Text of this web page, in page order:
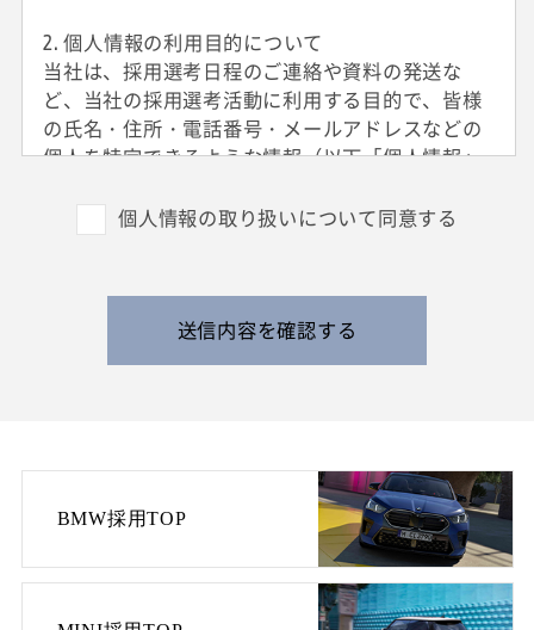
2. 個人情報の利用目的について
当社は、採用選考日程のご連絡や資料の発送な
ど、当社の採用選考活動に利用する目的で、皆様
の氏名・住所・電話番号・メールアドレスなどの
個人を特定できるような情報（以下「個人情報」
外国籍の方からは、日本国での就労可否の確認に
利用する目的で、日本国の在留および就労資格を
また、特定の業務に従事することが可能であるか
を判断する目的で、健康診断書や障害者手帳等の
す。
3. 個人情報の保管・管理について
収集した皆様の個人情報は、当社の責任のもとで
不適切な取り扱いが行われないよう厳重に管理い
たします。
個人情報の取り扱いについて同意する
送信内容を確認する
BMW採用TOP